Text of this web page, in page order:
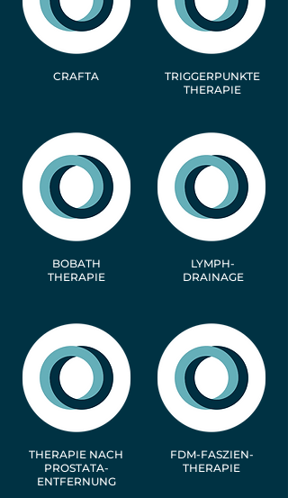
CRAFTA
TRIGGERPUNKTE
THERAPIE
BOBATH
THERAPIE
LYMPH-
DRAINAGE
THERAPIE NACH
PROSTATA-
ENTFERNUNG
FDM-FASZIEN-
THERAPIE